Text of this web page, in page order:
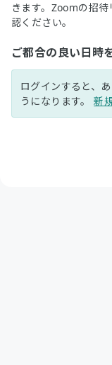
きます。Zoomの招
認ください。
ご都合の良い日時
ログインすると、
うになります。新